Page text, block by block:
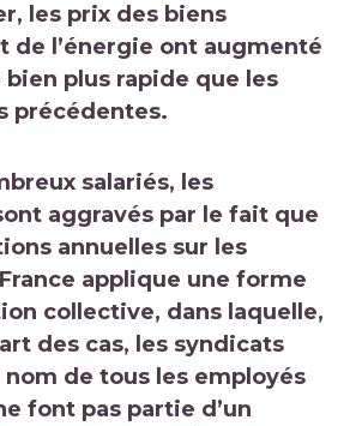
les prix des biens
de l’énergie ont augmenté
plus rapide que les
précédentes.
salariés, les
aggravés par le fait que
annuelles sur les
applique une forme
collective, dans laquelle,
des cas, les syndicats
de tous les employés
font pas partie d’un